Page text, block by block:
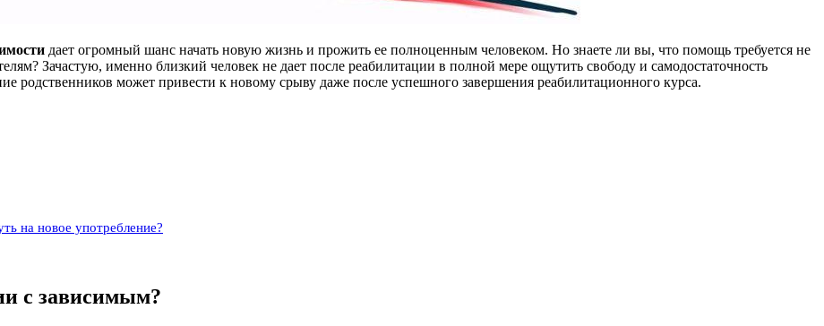
дает огромный шанс начать новую жизнь и прожить ее полноценным человеком. Но знаете ли вы, что помощь требуется не
Зачастую, именно близкий человек не дает после реабилитации в полной мере ощутить свободу и самодостаточность
родственников может привести к новому срыву даже после успешного завершения реабилитационного курса.
на новое употребление?
с зависимым?